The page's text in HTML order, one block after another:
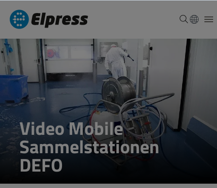
Video Mobile
Sammelstationen
DEFO